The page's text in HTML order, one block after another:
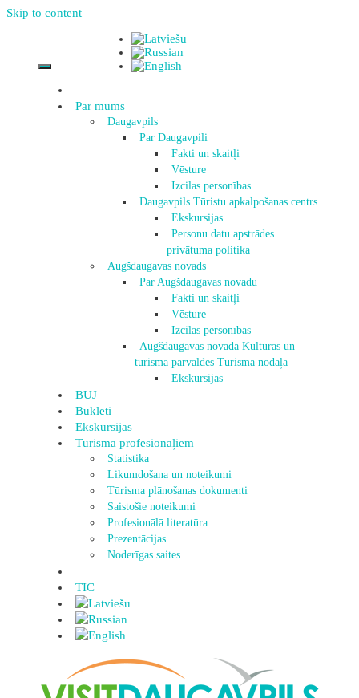
Skip to content
Par mums
Daugavpils
Par Daugavpili
Fakti un skaitļi
Vēsture
Izcilas personības
Daugavpils Tūristu apkalpošanas centrs
Ekskursijas
Personu datu apstrādes
privātuma politika
Augšdaugavas novads
Par Augšdaugavas novadu
Fakti un skaitļi
Vēsture
Izcilas personības
Augšdaugavas novada Kultūras un
tūrisma pārvaldes Tūrisma nodaļa
Ekskursijas
BUJ
Bukleti
Ekskursijas
Tūrisma profesionāļiem
Statistika
Likumdošana un noteikumi
Tūrisma plānošanas dokumenti
Saistošie noteikumi
Profesionālā literatūra
Prezentācijas
Noderīgas saites
TIC